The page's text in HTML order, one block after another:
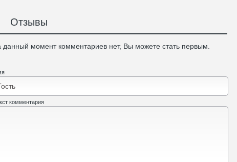
Отзывы
данный момент комментариев нет, Вы можете стать первым.
комментария